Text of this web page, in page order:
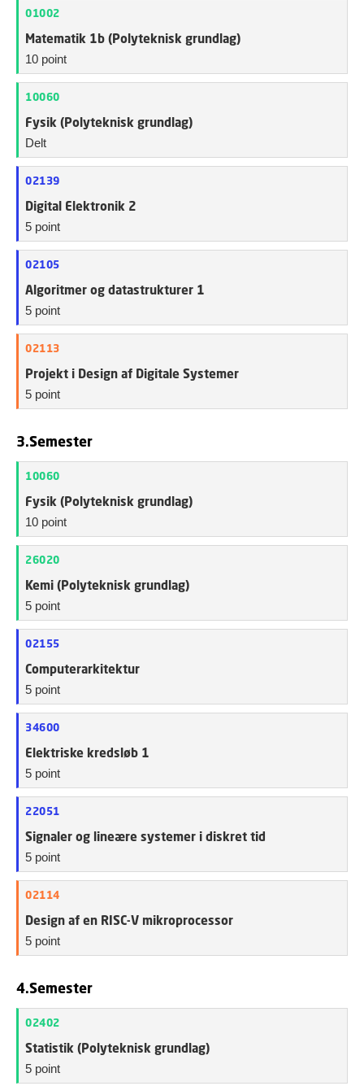
01002
Matematik 1b (Polyteknisk grundlag)
10 point
10060
Fysik (Polyteknisk grundlag)
Delt
02139
Digital Elektronik 2
5 point
02105
Algoritmer og datastrukturer 1
5 point
02113
Projekt i Design af Digitale Systemer
5 point
3.Semester
10060
Fysik (Polyteknisk grundlag)
10 point
26020
Kemi (Polyteknisk grundlag)
5 point
02155
Computerarkitektur
5 point
34600
Elektriske kredsløb 1
5 point
22051
Signaler og lineære systemer i diskret tid
5 point
02114
Design af en RISC-V mikroprocessor
5 point
4.Semester
02402
Statistik (Polyteknisk grundlag)
5 point